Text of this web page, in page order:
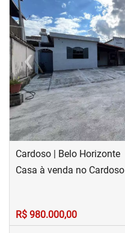
‹Previous
Cardoso | Belo Horizonte
Casa à venda no Cardoso
R$ 980.000,00